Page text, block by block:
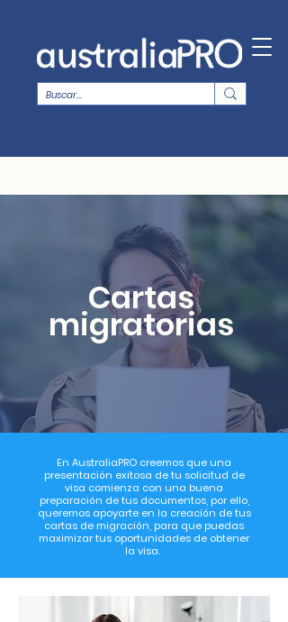
Cartas
migratorias
En AustraliaPRO creemos que una
presentación exitosa de tu solicitud de
visa comienza con una buena
preparación de tus documentos, por ello,
queremos apoyarte en la creación de tus
cartas de migración, para que puedas
maximizar tus oportunidades de obtener
la visa.